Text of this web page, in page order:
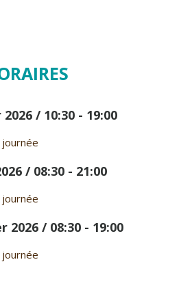
/ 10:30 - 19:00
/ 08:30 - 21:00
2026 / 08:30 - 19:00